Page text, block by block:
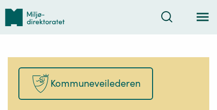
Tilbake
forsiden
Søk
Kommuneveilederen